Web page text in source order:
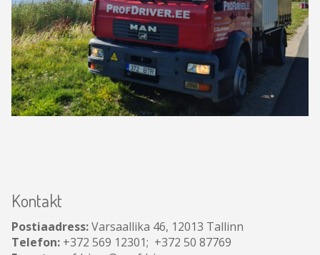
Kontakt
Postiaadress:Varsaallika 46, 12013 Tallinn
Telefon: +372 569 12301; +372 50 87769